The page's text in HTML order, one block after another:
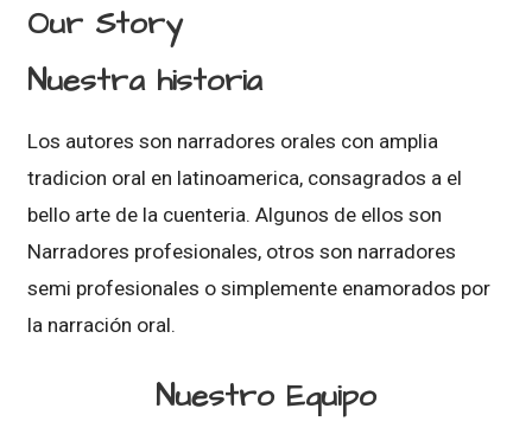
Our Story
Nuestra historia
Los autores son narradores orales con amplia
tradicion oral en latinoamerica, consagrados a el
bello arte de la cuenteria. Algunos de ellos son
Narradores profesionales, otros son narradores
semi profesionales o simplemente enamorados por
la narración oral.
Nuestro Equipo